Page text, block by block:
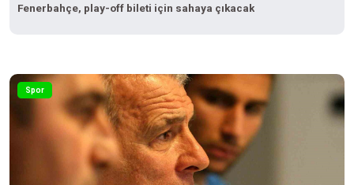
Fenerbahçe, play-off bileti için sahaya çıkacak
Spor